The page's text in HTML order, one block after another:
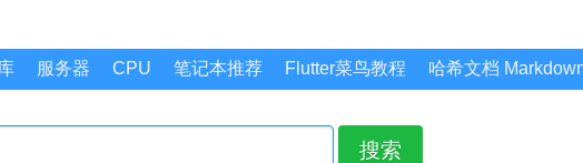
服务器 CPU 笔记本推荐 Flutter菜鸟教程 哈希文档
搜索